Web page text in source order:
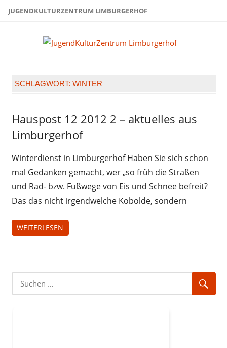
ZumJUGENDKULTURZENTRUM LIMBURGERHOF
SCHLAGWORT: WINTER
Hauspost
12-2012
Hauspost 12 2012 2 – aktuelles aus
Limburgerhof
Winterdienst in Limburgerhof Haben Sie sich schon
mal Gedanken gemacht, wer „so früh die Straßen
und Rad- bzw. Fußwege von Eis und Schnee befreit?
Das das nicht irgendwelche Kobolde, sondern
WEITERLESEN